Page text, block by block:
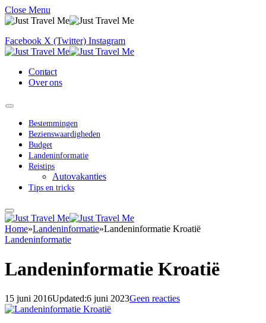
Close Menu
Facebook X (Twitter) Instagram
Contact
Over ons
Bestemmingen
Bezienswaardigheden
Budget
Landeninformatie
Reistips
Autovakanties
Tips en tricks
Home»Landeninformatie»Landeninformatie Kroatië
Landeninformatie
Landeninformatie Kroatië
15 juni 2016Updated:6 juni 2023Geen reacties